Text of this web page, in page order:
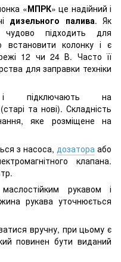
«МПРК» це надійний і
дизельного палива. Як
підходить для
встановити колонку і є
12 чи 24 В. Часто її
для заправки техніки
підключають на
та нові). Складність
яке розміщене на
з насоса, дозатора або
клапана.
рукавом і
рукава уточнюється
вручну, при цьому є
повинен бути виданий